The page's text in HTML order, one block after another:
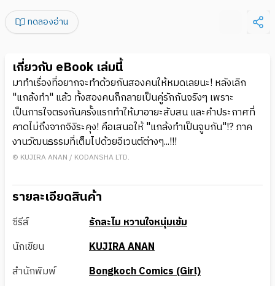
ทดลองอ่าน
เกี่ยวกับ eBook เล่มนี้
มาทำเรื่องที่อยากจะทำด้วยกันสองคนให้หมดเลยนะ! หลังเลิก
"แกล้งทำ" แล้ว ทั้งสองคนก็กลายเป็นคู่รักกันจริงๆ เพราะ
เป็นการใจตรงกันครั้งแรกทำให้มาอายะสับสน และคำประกาศที่
คาดไม่ถึงจากจิงิระคุง! คือเสนอให้ "แกล้งทำเป็นจูบกัน"!? ภาค
งานวัฒนธรรมที่เต็มไปด้วยอีเวนต์ต่างๆ...!!!
© KUJIRA ANAN / KODANSHA LTD.
รายละเอียดสินค้า
ซีรีส์
รักละไม หวานใจหนุ่มเข้ม
นักเขียน
KUJIRA ANAN
สำนักพิมพ์
Bongkoch Comics (Girl)